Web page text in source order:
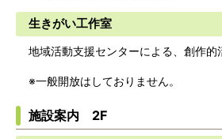
生きがい工作室
地域活動支援センターによる、創作的
※一般開放はしておりません。
施設案内 2F